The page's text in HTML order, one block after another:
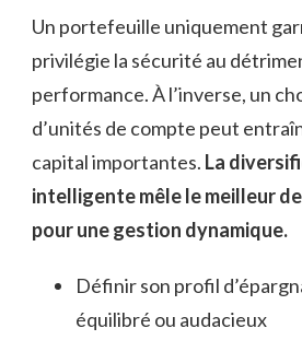
Un portefeuille uniquement
privilégie la sécurité au
performance. À l’inverse, un
d’unités de compte peut
capital importantes. La
intelligente mêle le meilleur
pour une gestion dynamique.
Définir son profil
équilibré ou audacieux